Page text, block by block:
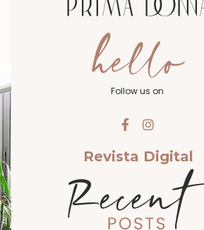
Follow us on
Revista Digital